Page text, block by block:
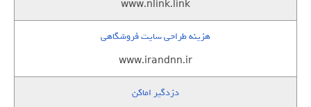
www.nlink.link
هزینه طراحی سایت فروشگاهی
www.irandnn.ir
دزدگیر اماکن